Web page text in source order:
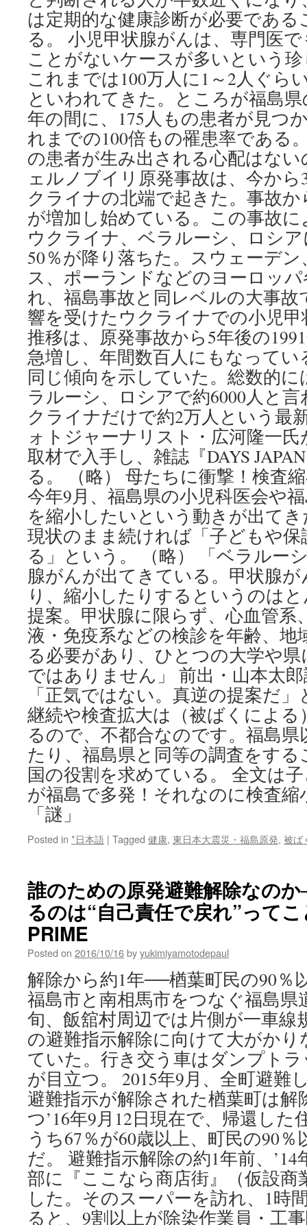
は定期的な健康診断が必要であ
る。 小児甲状腺がんは、専門医
ことがないケースが多いという
これまでは100万人に1～2人ぐら
といわれてきた。ところが福島
年の間に、175人もの患者が見つ
れまでの100倍もの罹患率である
の患者が生み出される心配はな
ェルノブイリ原発事故は、今から
クライナの北端で起きた。事故
が増加し始めている。この事故
ウクライナ、ベラルーシ、ロシ
50％が降り落ちた。スウェーデ
ス、ポーランドなどのヨーロッ
れ、福島事故と同レベルの大事故
響を受けたウクライナでの小児
推移は、原発事故から5年後の
急増し、年間数百人にもなって
同じ傾向を示していた。総数的
ラルーシ、ロシアで約6000人と
クライナだけで約2万人という最
ォトジャーナリスト・広河隆一
取材で入手し、雑誌『DAYS
る。 （略） 母たちに衝撃！検査
今年9月、福島県の小児科医会や
を縮小したいという動きが出て
現状のまま続ければ「子どもや
る」という。 （略） 「ベラルー
腺がんが出てきている。甲状腺
り、縮小したりするというのは
提案。甲状腺に限らず、心血管系
液・免疫系などの検診を年齢、地
る必要があり、ひとつの大学や
ではありません」 前出・山本太
「正気ではない。真逆の提案だ
継続や検査拡大は（被ばくによ
るので、不都合なのです。福島
たり、福島県と同等の調査をす
国の役割を求めている。 全文は
が福島で多発！それなのに検査
「謎」
Posted in *日本語 | Tagged 健康, 東日本大震災・福島原発, 被ば
誰のための原発避難解除なの
るのは“自己責任で戻れ”って
PRIME
Posted on 2016/10/16byyukimiyamotodepaul
解除から約1年──楢葉町民の90％
福島市と南相馬市をつなぐ福島県
旬、飯舘村周辺では片側が一車線
の避難指示解除に向けて大がか
ていた。行き交う車はダンプト
が目立つ。 2015年9月、全町避難
避難指示が解除された楢葉町は解
つ’16年9月12日現在で、帰還した
うち67％が60歳以上、町民の90
だ。 避難指示解除の約1年前、
部に『ここなら商店街』（仮設商
した。そのスーパーを訪れ、1時
ると、9割以上が除染作業員・工